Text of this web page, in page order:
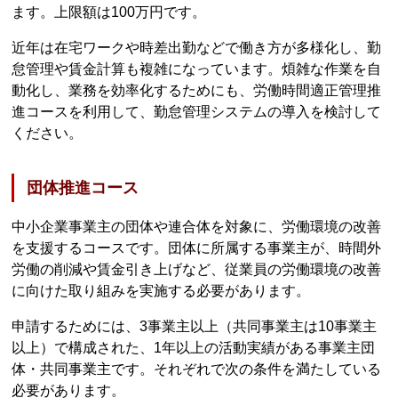
ます。上限額は100万円です。
近年は在宅ワークや時差出勤などで働き方が多様化し、勤
怠管理や賃金計算も複雑になっています。煩雑な作業を自
動化し、業務を効率化するためにも、労働時間適正管理推
進コースを利用して、勤怠管理システムの導入を検討して
ください。
団体推進コース
中小企業事業主の団体や連合体を対象に、労働環境の改善
を支援するコースです。団体に所属する事業主が、時間外
労働の削減や賃金引き上げなど、従業員の労働環境の改善
に向けた取り組みを実施する必要があります。
申請するためには、3事業主以上（共同事業主は10事業主
以上）で構成された、1年以上の活動実績がある事業主団
体・共同事業主です。それぞれで次の条件を満たしている
必要があります。